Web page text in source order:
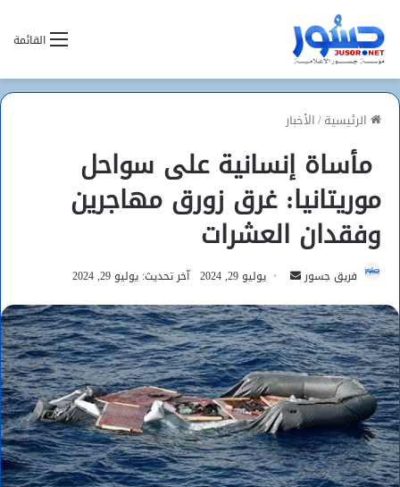
القائمة
الرئيسية/الأخبار
مأساة إنسانية على سواحل
موريتانيا: غرق زورق مهاجرين
وفقدان العشرات
فريق جسور
أرسل
إلكترونيا
يوليو 29, 2024 آخر تحديث: يوليو 29, 2024